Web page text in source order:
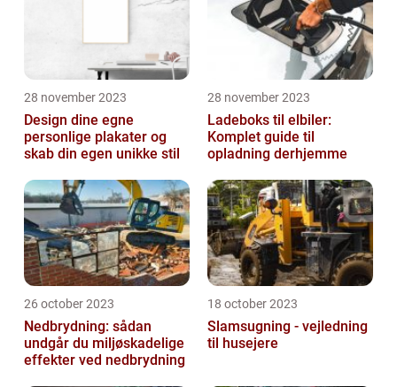
28 november 2023
Design dine egne
personlige plakater og
skab din egen unikke stil
28 november 2023
Ladeboks til elbiler:
Komplet guide til
opladning derhjemme
26 october 2023
Nedbrydning: sådan
undgår du miljøskadelige
effekter ved nedbrydning
18 october 2023
Slamsugning - vejledning
til husejere